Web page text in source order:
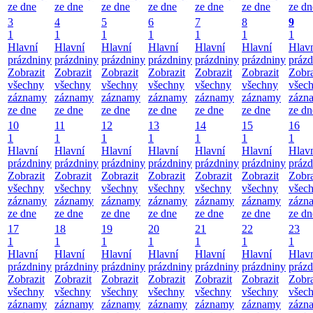
ze dne
ze dne
ze dne
ze dne
ze dne
ze dne
ze
3
1
Hlavní
prázdniny
Zobrazit
všechny
záznamy
ze dne
4
1
Hlavní
prázdniny
Zobrazit
všechny
záznamy
ze dne
5
1
Hlavní
prázdniny
Zobrazit
všechny
záznamy
ze dne
6
1
Hlavní
prázdniny
Zobrazit
všechny
záznamy
ze dne
7
1
Hlavní
prázdniny
Zobrazit
všechny
záznamy
ze dne
8
1
Hlavní
prázdniny
Zobrazit
všechny
záznamy
ze dne
9
1
ze
10
1
Hlavní
prázdniny
Zobrazit
všechny
záznamy
ze dne
11
1
Hlavní
prázdniny
Zobrazit
všechny
záznamy
ze dne
12
1
Hlavní
prázdniny
Zobrazit
všechny
záznamy
ze dne
13
1
Hlavní
prázdniny
Zobrazit
všechny
záznamy
ze dne
14
1
Hlavní
prázdniny
Zobrazit
všechny
záznamy
ze dne
15
1
Hlavní
prázdniny
Zobrazit
všechny
záznamy
ze dne
16
1
ze
17
1
Hlavní
prázdniny
Zobrazit
všechny
záznamy
18
1
Hlavní
prázdniny
Zobrazit
všechny
záznamy
19
1
Hlavní
prázdniny
Zobrazit
všechny
záznamy
20
1
Hlavní
prázdniny
Zobrazit
všechny
záznamy
21
1
Hlavní
prázdniny
Zobrazit
všechny
záznamy
22
1
Hlavní
prázdniny
Zobrazit
všechny
záznamy
23
1